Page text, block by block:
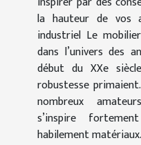
la hauteur de vos
industriel Le
dans l’univers des
début du XXe
robustesse
nombreux
s’inspire
habilement